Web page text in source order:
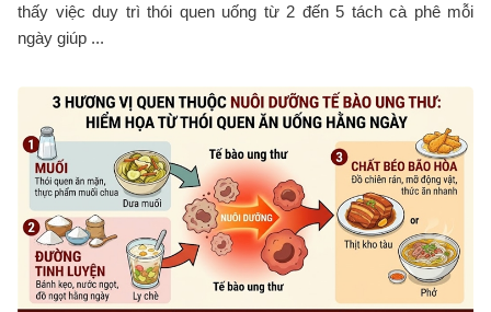
thấy việc duy trì thói quen uống từ 2 đến 5 tách cà phê mỗi
ngày giúp ...